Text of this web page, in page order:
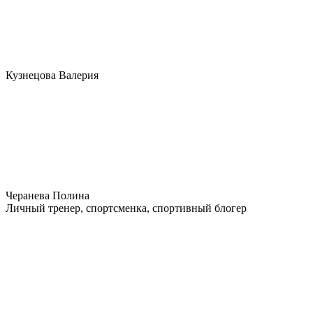
Кузнецова Валерия
Черанева Полина
Личный тренер, спортсменка, спортивный блогер